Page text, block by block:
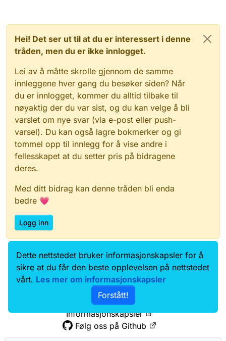
Hei! Det ser ut til at du er interessert i denne
tråden, men du er ikke innlogget.
Lei av å måtte skrolle gjennom de samme
innleggene hver gang du besøker siden? Når
du er innlogget, kommer du alltid tilbake til
nøyaktig der du var sist, og du kan velge å bli
varslet om nye svar (via e-post eller push-
varsel). Du kan også lagre bokmerker og gi
tommel opp til innlegg for å vise andre i
fellesskapet at du setter pris på bidragene
deres.
Med ditt bidrag kan denne tråden bli enda
bedre 💗
Logg inn
Data.norge.no
Kontakt oss
Samtykke og brukervilkår
Tilgjengelighetserklæring
Personvernerklæring
Informasjonskapsler
Følg oss på Github
Dette nettstedet bruker informasjonskapsler for å
sikre at du får den beste opplevelsen på nettstedet
vårt. Les mer om informasjonskapsler
Forstått!